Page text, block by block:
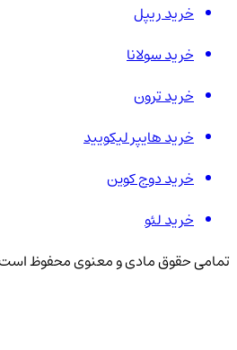
خرید ریپل
خرید سولانا
خرید ترون
خرید هایپر لیکویید
خرید دوج کوین
خرید لئو
تمامی حقوق مادی و معنوی محفوظ است.